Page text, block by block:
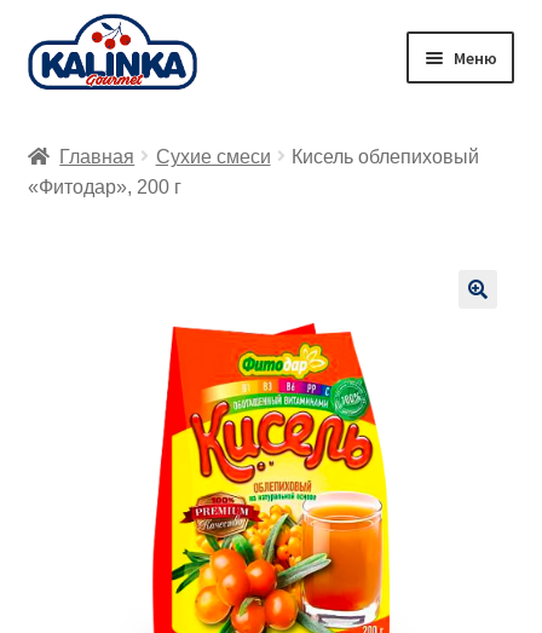
Перейти
к
Перейти
к
Меню
Заказ онлайн
Главная Сухие смеси
Кисель облепиховый
«Фитодар», 200 г